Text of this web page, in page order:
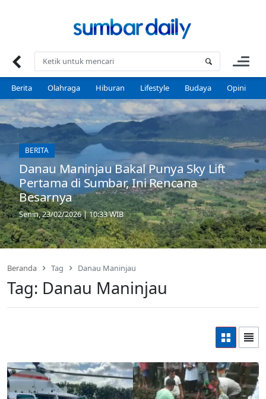
Berita Olahraga Hiburan Lifestyle Budaya Opini
BERITA
Danau Maninjau Bakal Punya Sky Lift
Pertama di Sumbar, Ini Rencana
Besarnya
Senin, 23/02/2026 | 10:33 WIB
Beranda Tag Danau Maninjau
Tag: Danau Maninjau